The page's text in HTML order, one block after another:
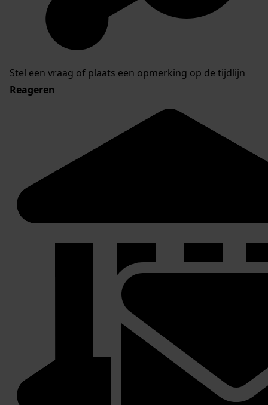
Stel een vraag of plaats een opmerking op de tijdlijn
Reageren